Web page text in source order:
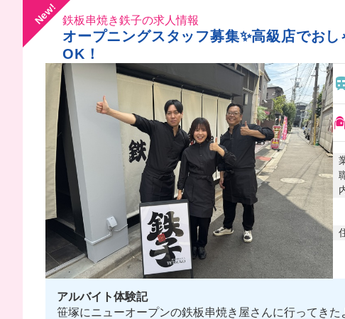
New! 鉄板串焼き鉄子の求人情報
オープニングスタッフ募集✨高級店でお
OK！
アルバイト体験記
笹塚にニューオープンの鉄板串焼き屋さんに行ってきた